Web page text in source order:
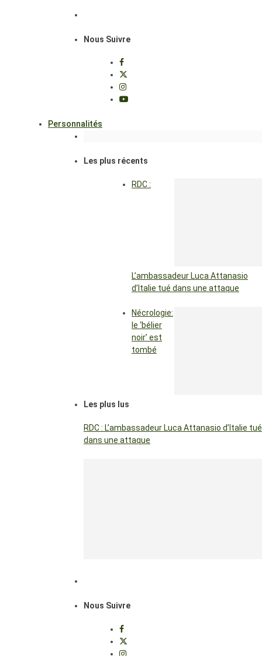
Nous Suivre
Personnalités
Les plus récents
RDC :
L’ambassadeur Luca Attanasio
d’Italie tué dans une attaque
Nécrologie:
le ‘bélier
noir’ est
tombé
Les plus lus
RDC : L’ambassadeur Luca Attanasio d’Italie tué
dans une attaque
Nous Suivre